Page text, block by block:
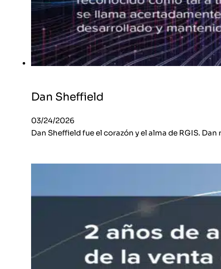
Dan Sheffield
03/24/2026
Dan Sheffield fue el corazón y el alma de RGIS.